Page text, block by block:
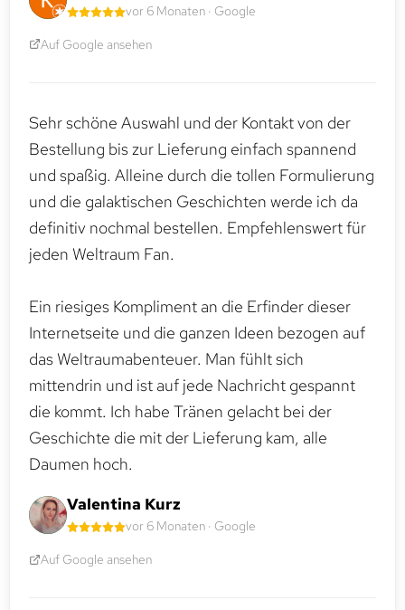
vor 6 Monaten · Google
Auf Google ansehen
Sehr schöne Auswahl und der Kontakt von der
Bestellung bis zur Lieferung einfach spannend
und spaßig. Alleine durch die tollen Formulierung
und die galaktischen Geschichten werde ich da
definitiv nochmal bestellen. Empfehlenswert für
jeden Weltraum Fan.
Ein riesiges Kompliment an die Erfinder dieser
Internetseite und die ganzen Ideen bezogen auf
das Weltraumabenteuer. Man fühlt sich
mittendrin und ist auf jede Nachricht gespannt
die kommt. Ich habe Tränen gelacht bei der
Geschichte die mit der Lieferung kam, alle
Daumen hoch.
Valentina Kurz
vor 6 Monaten · Google
Auf Google ansehen